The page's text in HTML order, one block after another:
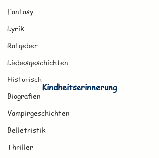
Fantasy
Lyrik
Ratgeber
Liebesgeschichten
Historisch
Biografien
Vampirgeschichten
Belletristik
Thriller
Kindheitserinnerung